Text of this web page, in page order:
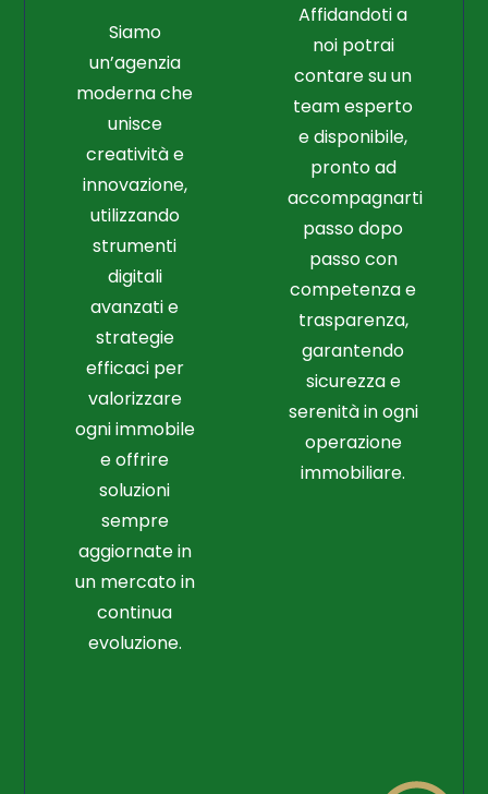
Siamo
un’agenzia
moderna che
unisce
creatività e
innovazione,
utilizzando
strumenti
digitali
avanzati e
strategie
efficaci per
valorizzare
ogni immobile
e offrire
soluzioni
sempre
aggiornate in
un mercato in
continua
evoluzione.
Affidandoti a
noi potrai
contare su un
team esperto
e disponibile,
pronto ad
accompagnarti
passo dopo
passo con
competenza e
trasparenza,
garantendo
sicurezza e
serenità in ogni
operazione
immobiliare.